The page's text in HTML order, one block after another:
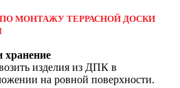
МОНТАЖУ ТЕРРАСНОЙ ДОСКИ
хранение
изделия из ДПК в
на ровной поверхности.